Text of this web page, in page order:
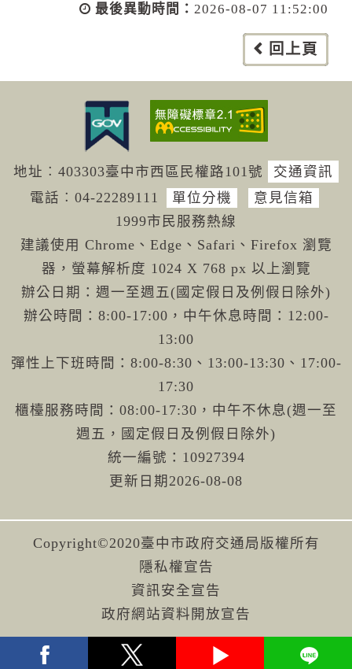
最後異動時間： 2026-08-07 11:52:00
回上頁
地址︰403303臺中市西區民權路101號
交通資訊
電話︰04-22289111 單位分機
意見信箱
1999市民服務熱線
建議使用 Chrome、Edge、Safari、Firefox 瀏覽
器，螢幕解析度 1024 X 768 px 以上瀏覽
辦公日期：週一至週五(國定假日及例假日除外)
辦公時間：8:00-17:00，中午休息時間：12:00-
13:00
彈性上下班時間：8:00-8:30、13:00-13:30、17:00-
17:30
櫃檯服務時間：08:00-17:30，中午不休息(週一至
週五，國定假日及例假日除外)
統一編號：10927394
更新日期 2026-08-08
Copyright©2020臺中市政府交通局版權所有
隱私權宣告
資訊安全宣告
政府網站資料開放宣告